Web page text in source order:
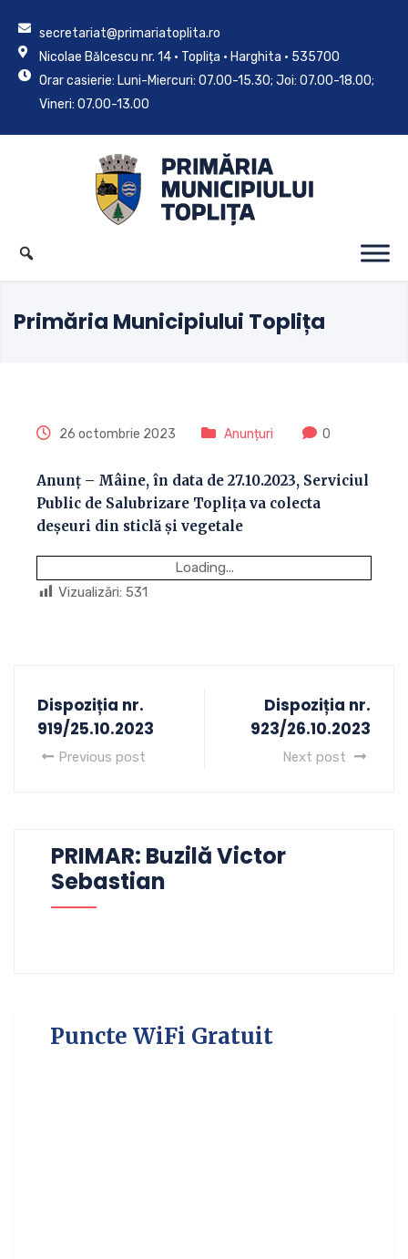
secretariat@primariatoplita.ro
Nicolae Bălcescu nr. 14 • Toplița • Harghita • 535700
Orar casierie: Luni-Miercuri: 07.00-15.30; Joi: 07.00-18.00;
Vineri: 07.00-13.00
Primăria Municipiului Toplița
26 octombrie 2023 Anunțuri 0
Anunț – Mâine, în data de 27.10.2023, Serviciul
Public de Salubrizare Toplița va colecta
deșeuri din sticlă și vegetale
Loading...
Vizualizări: 531
Dispoziția nr.
919/25.10.2023
Previous post
Dispoziția nr.
923/26.10.2023
Next post
PRIMAR: Buzilă Victor
Sebastian
Puncte WiFi Gratuit